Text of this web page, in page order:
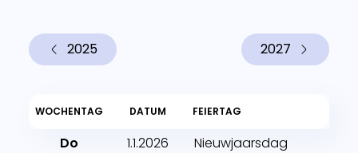
2025 2027
WOCHENTAG DATUM FEIERTAG
Do 1.1.2026
Nieuwjaarsdag